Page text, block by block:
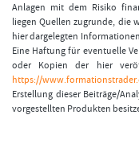
Anlagen mit dem Risiko
liegen Quellen zugrunde, die
hier dargelegten
Eine Haftung für eventuelle
oder Kopien der hier
https://
Erstellung dieser Beiträge/
vorgestellten Produkten